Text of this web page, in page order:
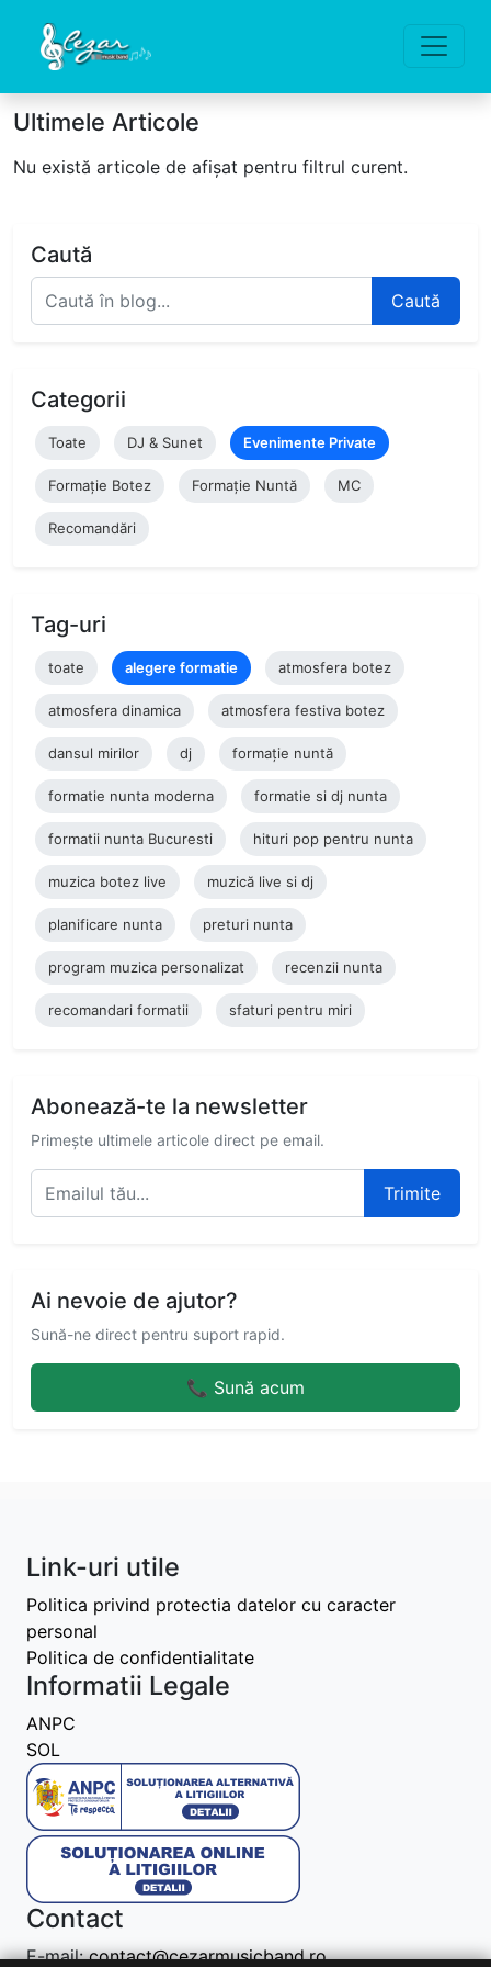
Ultimele Articole
Nu există articole de afișat pentru filtrul curent.
Caută
Caută
Categorii
Toate DJ & Sunet Evenimente Private
Formație Botez Formație Nuntă MC
Recomandări
Tag-uri
toate alegere formatie atmosfera botez
atmosfera dinamica atmosfera festiva botez
dansul mirilor dj formație nuntă
formatie nunta moderna formatie si dj nunta
formatii nunta Bucuresti hituri pop pentru nunta
muzica botez live muzică live si dj
planificare nunta preturi nunta
program muzica personalizat recenzii nunta
recomandari formatii sfaturi pentru miri
Abonează-te la newsletter
Primește ultimele articole direct pe email.
Trimite
Ai nevoie de ajutor?
Sună-ne direct pentru suport rapid.
📞 Sună acum
Link-uri utile
Politica privind protectia datelor cu caracter
personal
Politica de confidentialitate
Informatii Legale
ANPC
SOL
Contact
E-mail:contact@cezarmusicband.ro